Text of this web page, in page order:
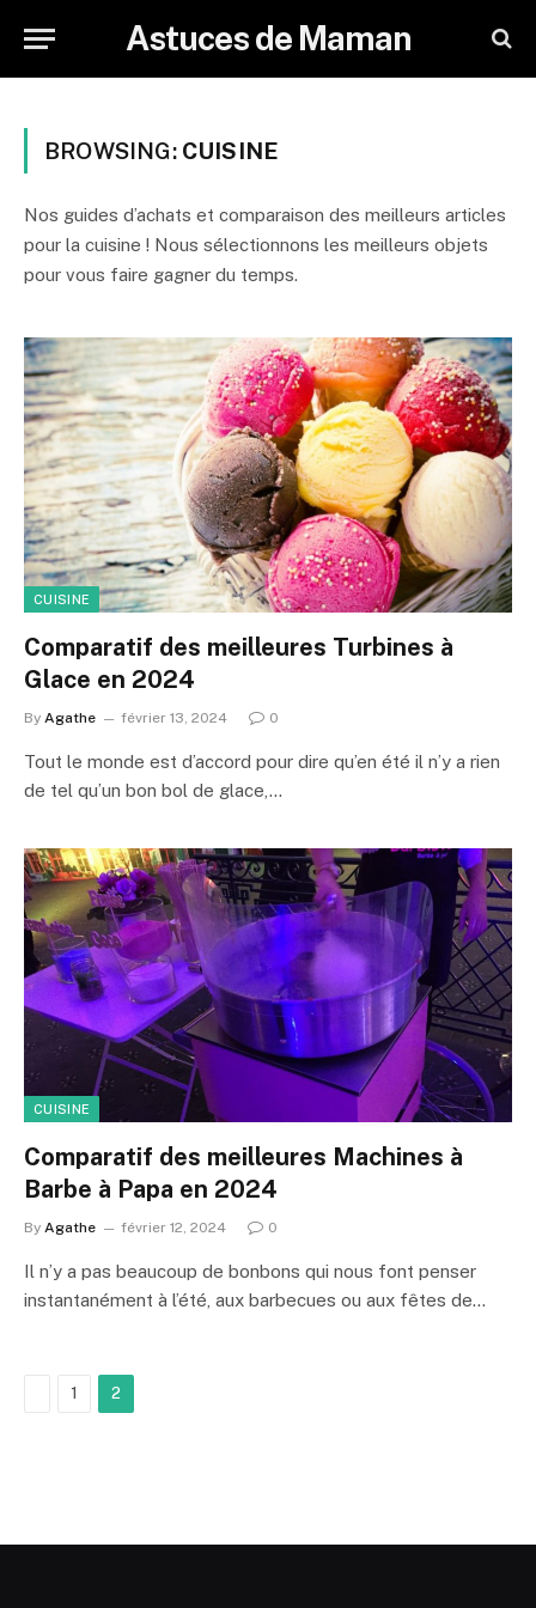
Astuces de Maman
BROWSING: CUISINE
Nos guides d’achats et comparaison des meilleurs articles
pour la cuisine ! Nous sélectionnons les meilleurs objets
pour vous faire gagner du temps.
CUISINE
Comparatif des meilleures Turbines à
Glace en 2024
By Agathe février 13, 2024 0
Tout le monde est d’accord pour dire qu’en été il n’y a rien
de tel qu’un bon bol de glace,…
CUISINE
Comparatif des meilleures Machines à
Barbe à Papa en 2024
By Agathe février 12, 2024 0
Il n’y a pas beaucoup de bonbons qui nous font penser
instantanément à l’été, aux barbecues ou aux fêtes de…
Previous
1 2